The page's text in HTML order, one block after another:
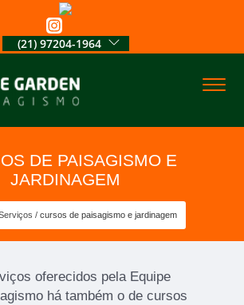
(21) 97204-1964
DE PAISAGISMO E
JARDINAGEM
cursos de paisagismo e jardinagem
oferecidos pela Equipe
há também o de cursos